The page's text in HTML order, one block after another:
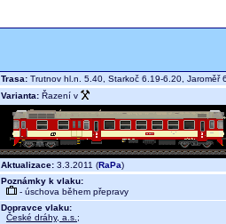
Trasa: Trutnov hl.n. 5.40, Starkoč 6.19-6.20,
Varianta: Řazení v
Aktualizace: 3.3.2011 (RaPa)
Poznámky k vlaku:
- úschova během přepravy
Dopravce vlaku:
České dráhy, a.s. ;